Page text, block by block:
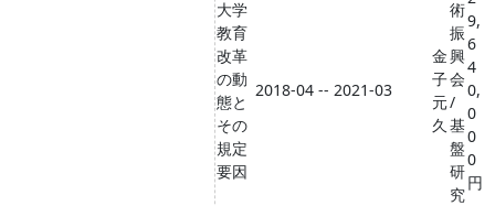
大学
教育
改革
の動
態と
その
規定
要因
2018-04 -- 2021-03
金
子
元
久
術
振
興
会
/
基
盤
研
究
9,
6
4
0,
0
0
0
円